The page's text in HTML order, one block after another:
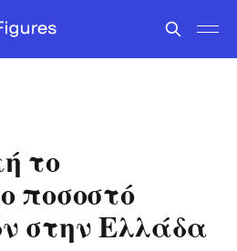
το
ποσοστό
στην Ελλάδα